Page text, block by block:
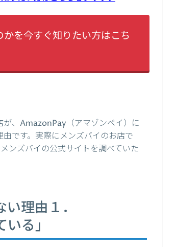
を今すぐ知りたい方はこち
、AmazonPay（アマゾンペイ）に
です。実際にメンズバイのお店で
ンズバイの公式サイトを調べていた
理由１．
る」